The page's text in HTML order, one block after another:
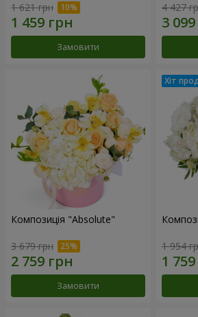
1 621 грн
Замовити
4 427
Композиція "Absolute"
3 679 грн
Замовити
1 954